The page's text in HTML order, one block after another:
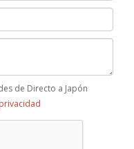
de Directo a Japón